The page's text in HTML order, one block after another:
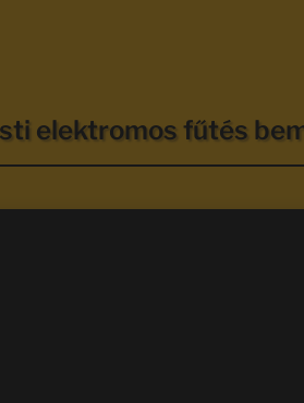
elektromos fűtés